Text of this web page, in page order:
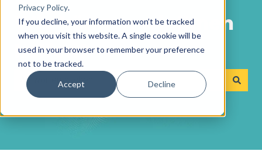
Privacy Policy.
If you decline, your information won’t be tracked
when you visit this website. A single cookie will be
used in your browser to remember your preference
not to be tracked.
Accept Decline
Wie können wir Ihnen
helfen?
Es gibt keine Vorschläge, da das Suchfeld leer ist.